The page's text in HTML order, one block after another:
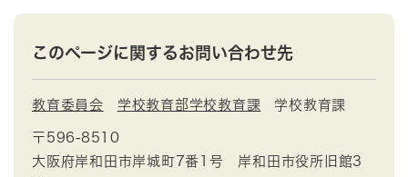
このページに関するお問い合わせ先
教育委員会 学校教育部学校教育課 学校教育課
〒596-8510
大阪府岸和田市岸城町7番1号 岸和田市役所旧館3